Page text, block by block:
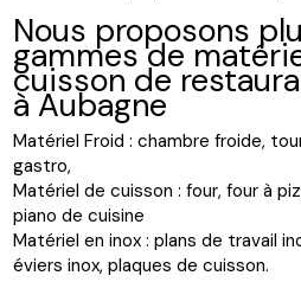
Nous proposons
gammes de
cuisson de
à Aubagne
Matériel Froid : chambre froide,
gastro,
Matériel de cuisson : four, four à
piano de cuisine
Matériel en inox : plans de travail
éviers inox, plaques de cuisson.